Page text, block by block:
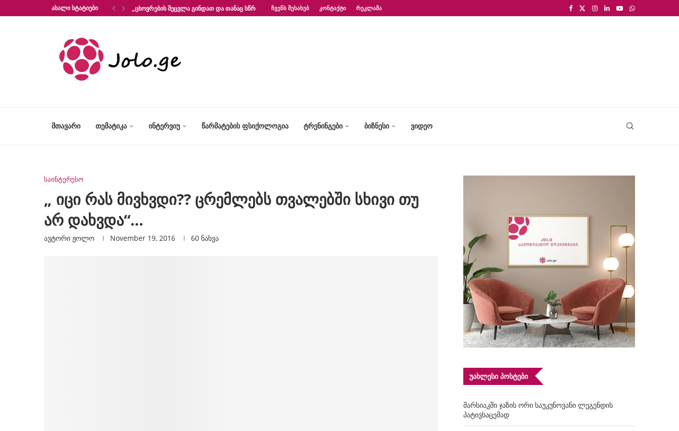
ᲐᲮᲐᲚᲘ ᲡᲢᲐᲢᲘᲔᲑᲘ „ᲪᲮᲝᲕᲠᲔᲑᲘᲡ ᲨᲔᲪᲕᲚᲐ ᲒᲘᲜᲓᲐᲗ ᲓᲐ ᲗᲐᲜᲐᲪ ᲡᲬᲠᲐᲤᲐᲓ?“ – ᲤᲡᲘᲥᲝᲚᲝᲒᲘᲡ...
ᲩᲕᲔᲜᲡ ᲨᲔᲡᲐᲮᲔᲑ ᲙᲝᲜᲢᲐᲥᲢᲘ ᲠᲔᲙᲚᲐᲛᲐ
ᲛᲗᲐᲕᲐᲠᲘ ᲗᲔᲛᲐᲢᲘᲙᲐ ᲘᲜᲢᲔᲠᲕᲘᲣ ᲬᲐᲠᲛᲐᲢᲔᲑᲘᲡ ᲤᲡᲘᲥᲝᲚᲝᲒᲘᲐ ᲢᲠᲔᲜᲘᲜᲒᲔᲑᲘ ᲑᲘᲖᲜᲔᲡᲘ ᲕᲘᲓᲔᲝ
საინტერესო
„ იცი რას მივხვდი?? ცრემლებს თვალებში სხივი თუ
არ დახვდა“…
ავტორი Ჟოლო November 19, 2016 60 ნახვა
ᲣᲐᲮᲚᲔᲡᲘ ᲞᲝᲡᲢᲔᲑᲘ
მარსიაკში ჯაზის ორი საუკუნოვანი ლეგენდის
პატივსაცემად